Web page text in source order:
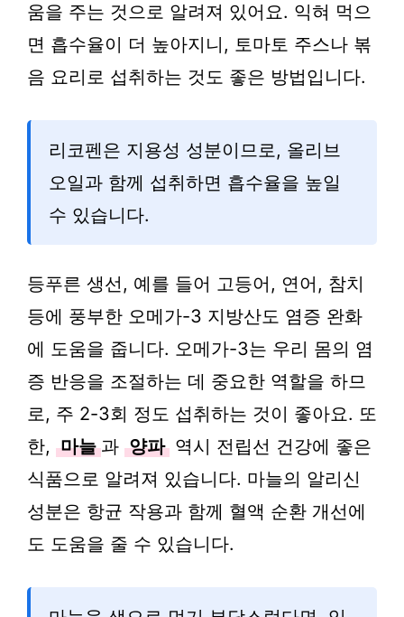
움을 주는 것으로 알려져 있어요. 익혀 먹으
면 흡수율이 더 높아지니, 토마토 주스나 볶
음 요리로 섭취하는 것도 좋은 방법입니다.
리코펜은 지용성 성분이므로, 올리브
오일과 함께 섭취하면 흡수율을 높일
수 있습니다.
등푸른 생선, 예를 들어 고등어, 연어, 참치
등에 풍부한 오메가-3 지방산도 염증 완화
에 도움을 줍니다. 오메가-3는 우리 몸의 염
증 반응을 조절하는 데 중요한 역할을 하므
로, 주 2-3회 정도 섭취하는 것이 좋아요. 또
한, 마늘 과 양파 역시 전립선 건강에 좋은
식품으로 알려져 있습니다. 마늘의 알리신
성분은 항균 작용과 함께 혈액 순환 개선에
도 도움을 줄 수 있습니다.